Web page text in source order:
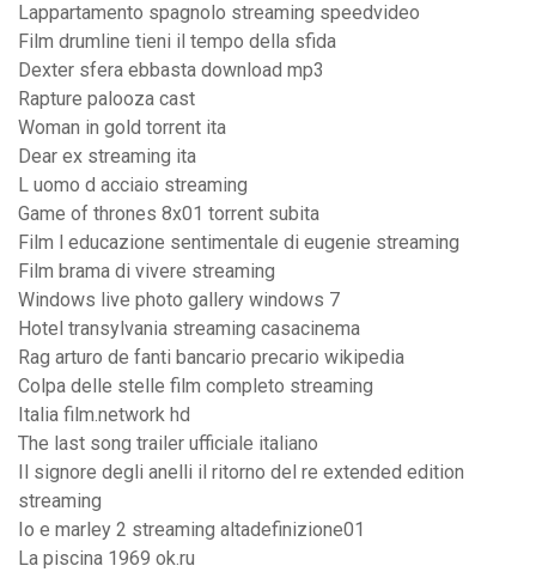
Lappartamento spagnolo streaming speedvideo
Film drumline tieni il tempo della sfida
Dexter sfera ebbasta download mp3
Rapture palooza cast
Woman in gold torrent ita
Dear ex streaming ita
L uomo d acciaio streaming
Game of thrones 8x01 torrent subita
Film l educazione sentimentale di eugenie streaming
Film brama di vivere streaming
Windows live photo gallery windows 7
Hotel transylvania streaming casacinema
Rag arturo de fanti bancario precario wikipedia
Colpa delle stelle film completo streaming
Italia film.network hd
The last song trailer ufficiale italiano
Il signore degli anelli il ritorno del re extended edition
streaming
Io e marley 2 streaming altadefinizione01
La piscina 1969 ok.ru